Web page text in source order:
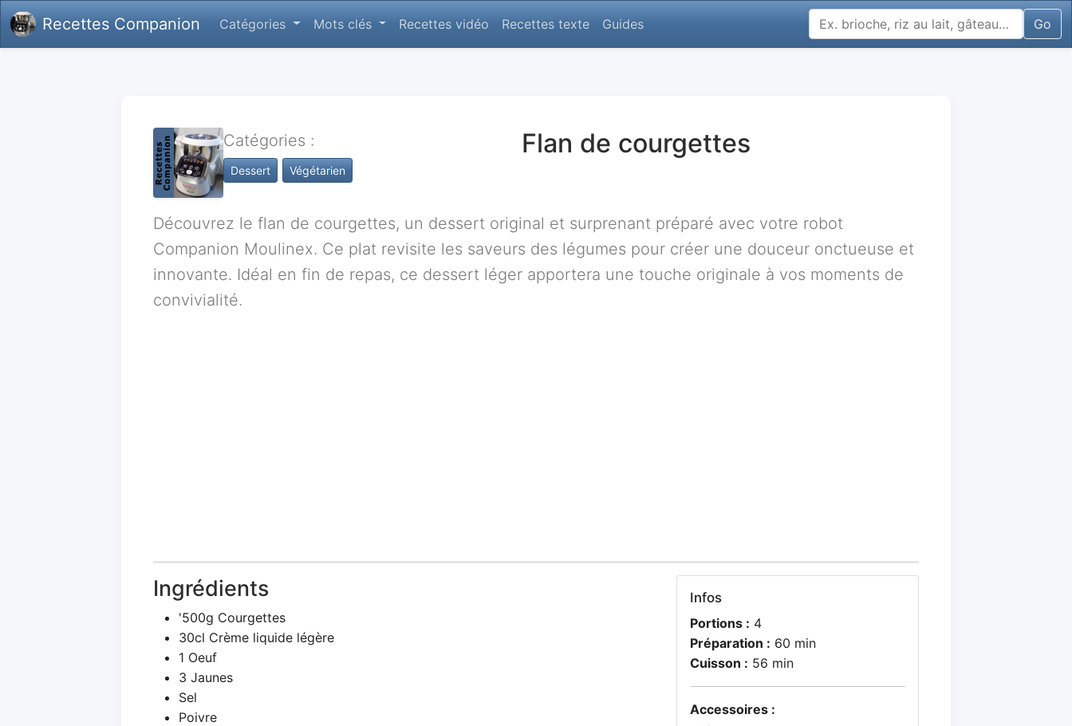
Recettes Companion Catégories Mots clés Recettes vidéo Recettes texte Guides Go
Catégories :
Dessert Végétarien
Flan de courgettes
Découvrez le flan de courgettes, un dessert original et surprenant préparé avec votre robot
Companion Moulinex. Ce plat revisite les saveurs des légumes pour créer une douceur onctueuse et
innovante. Idéal en fin de repas, ce dessert léger apportera une touche originale à vos moments de
convivialité.
Ingrédients
'500g Courgettes
30cl Crème liquide légère
1 Oeuf
3 Jaunes
Sel
Poivre
Infos
Portions : 4
Préparation : 60 min
Cuisson : 56 min
Accessoires :